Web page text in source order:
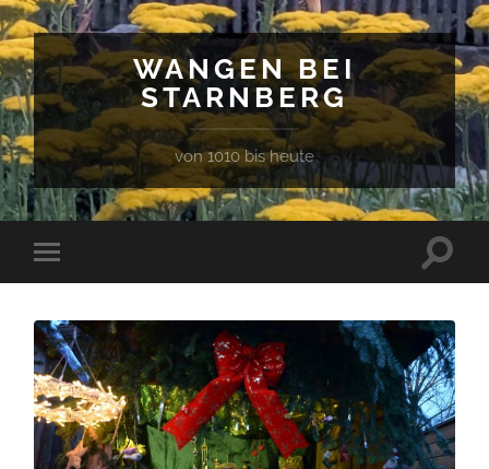
WANGEN BEI
STARNBERG
von 1010 bis heute
Mobile-
Menü